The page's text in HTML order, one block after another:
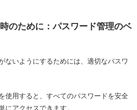
のために：パスワード管理のベ
ないようにするためには、適切なパスワ
使用すると、すべてのパスワードを安全
にアクセスできます。